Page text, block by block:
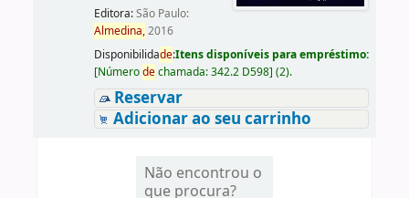
Editora:São Paulo:
Almedina,2016
Disponibilidade:Itens disponíveis para empréstimo:
[Númerodechamada:342.2 D598] (2).
Reservar
Adicionar ao seu carrinho
Não encontrou o
que procura?